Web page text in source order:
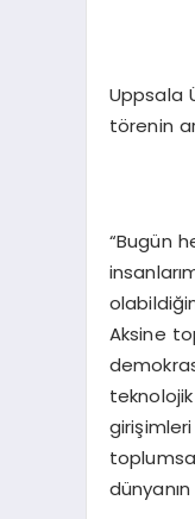
Uppsala
törenin
“Bugün
Aksine